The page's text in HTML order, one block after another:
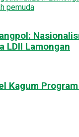
pemuda
LDII Lamongan
Kagum